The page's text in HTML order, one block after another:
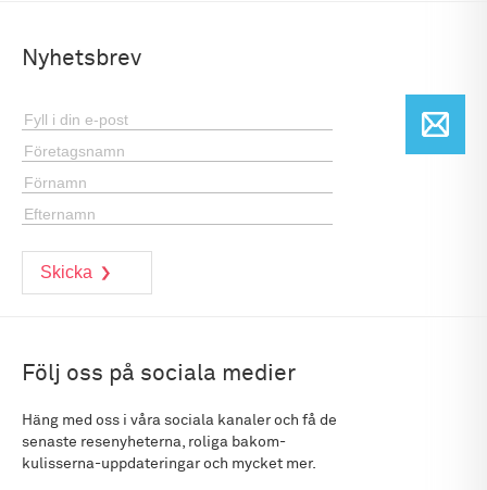
Nyhetsbrev
Följ oss på sociala medier
Häng med oss i våra sociala kanaler och få de
senaste resenyheterna, roliga bakom-
kulisserna-uppdateringar och mycket mer.